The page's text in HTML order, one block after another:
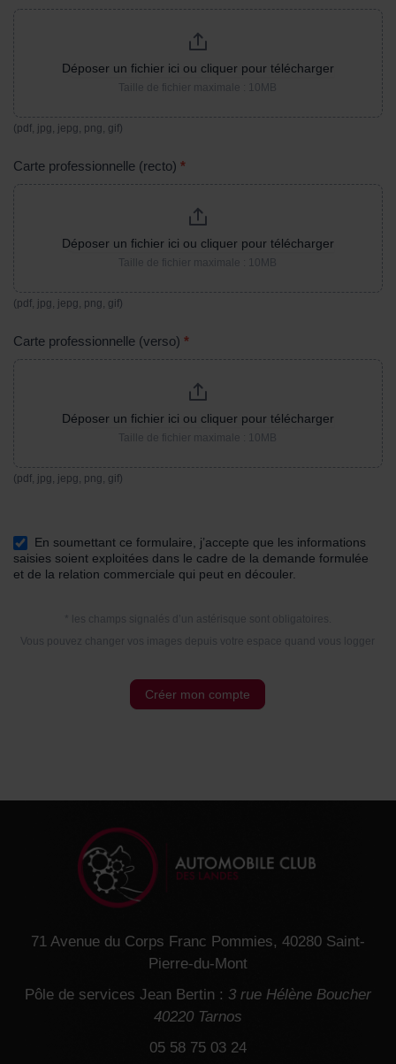
Déposer un fichier ici ou cliquer pour télécharger
Taille de fichier maximale : 10MB
(pdf, jpg, jepg, png, gif)
Carte professionnelle (recto) *
Déposer un fichier ici ou cliquer pour télécharger
Taille de fichier maximale : 10MB
(pdf, jpg, jepg, png, gif)
Carte professionnelle (verso) *
Déposer un fichier ici ou cliquer pour télécharger
Taille de fichier maximale : 10MB
(pdf, jpg, jepg, png, gif)
En soumettant ce formulaire, j’accepte que les informations
saisies soient exploitées dans le cadre de la demande formulée
et de la relation commerciale qui peut en découler.
* les champs signalés d’un astérisque sont obligatoires.
Vous pouvez changer vos images depuis votre espace quand vous logger
Créer mon compte
71 Avenue du Corps Franc Pommies, 40280 Saint-
Pierre-du-Mont
Pôle de services Jean Bertin : 3 rue Hélène Boucher
40220 Tarnos
05 58 75 03 24